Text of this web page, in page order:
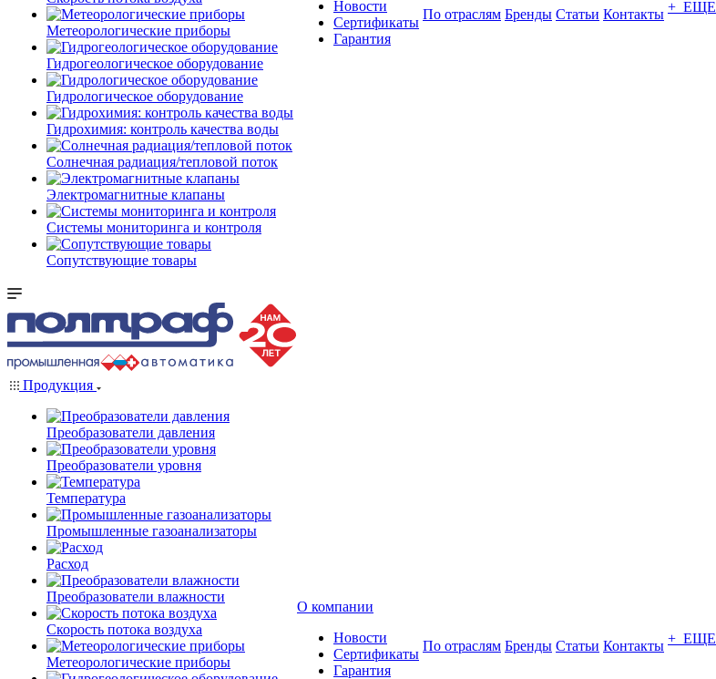
Метеорологические приборы
Гидрогеологическое оборудование
Гидрологическое оборудование
Гидрохимия: контроль качества воды
Солнечная радиация/тепловой поток
Электромагнитные клапаны
Системы мониторинга и контроля
Сопутствующие товары
Новости
Сертификаты
Гарантия
По отраслям Бренды Статьи Контакты + ЕЩЕ
Продукция
Преобразователи давления
Преобразователи уровня
Температура
Промышленные газоанализаторы
Расход
Преобразователи влажности
Скорость потока воздуха
Метеорологические приборы
О компании
Новости
Сертификаты
Гарантия
По отраслям Бренды Статьи Контакты + ЕЩЕ